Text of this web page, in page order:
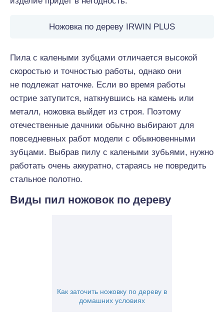
Ножовка по дереву IRWIN PLUS
Пила с калеными зубцами отличается высокой
скоростью и точностью работы, однако они
не подлежат наточке. Если во время работы
острие затупится, наткнувшись на камень или
металл, ножовка выйдет из строя. Поэтому
отечественные дачники обычно выбирают для
повседневных работ модели с обыкновенными
зубцами. Выбрав пилу с калеными зубьями, нужно
работать очень аккуратно, стараясь не повредить
стальное полотно.
Виды пил ножовок по дереву
Как заточить ножовку по дереву в
домашних условиях